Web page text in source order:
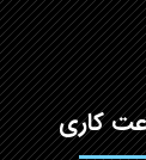
کاری